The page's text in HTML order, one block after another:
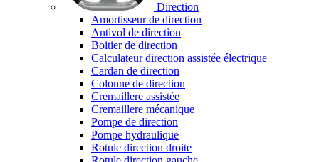
Direction
Amortisseur de direction
Antivol de direction
Boitier de direction
Calculateur direction assistée électrique
Cardan de direction
Colonne de direction
Cremaillere assistée
Cremaillere mécanique
Pompe de direction
Pompe hydraulique
Rotule direction droite